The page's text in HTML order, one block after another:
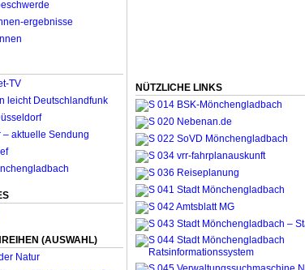
(AUSWAHL)
NÜTZLICHE LINKS